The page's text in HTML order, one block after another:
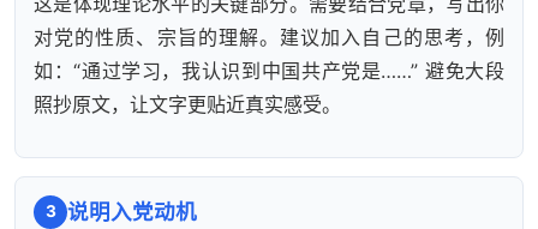
对党的性质、宗旨的理解。建议加入自己的思考，例
如：“通过学习，我认识到中国共产党是……” 避免大段
照抄原文，让文字更贴近真实感受。
3 说明入党动机